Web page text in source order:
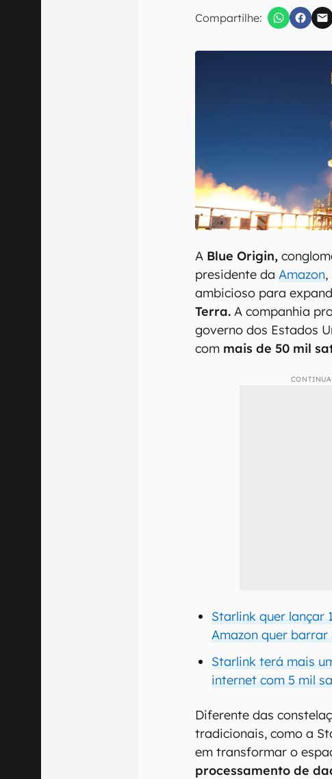
Compartilhe:
Confirmo que li,
A Blue Origin,
presidente daAmazon,
ambicioso para
Terra. A companhia
governo dos Estados
com mais de 50 mil
Starlink quer lançar
Amazon quer barrar
Starlink terá mais
internet com 5 mil
Diferente das
tradicionais, como a
em transformar o
processamento de